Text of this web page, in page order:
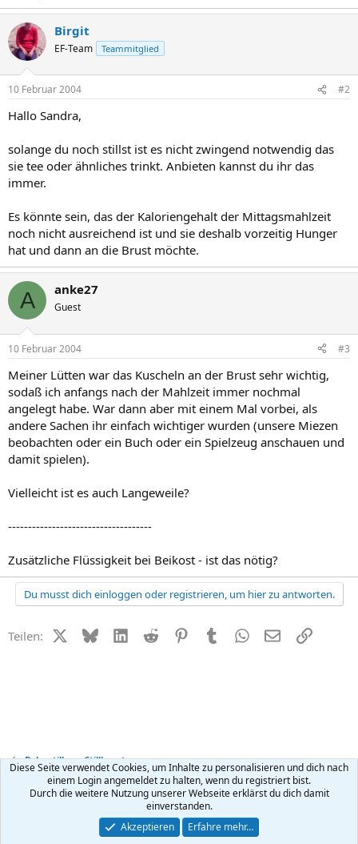
Birgit
EF-Team Teammitglied
10 Februar 2004 #2
Hallo Sandra,
solange du noch stillst ist es nicht zwingend notwendig das
sie tee oder ähnliches trinkt. Anbieten kannst du ihr das
immer.
Es könnte sein, das der Kaloriengehalt der Mittagsmahlzeit
noch nicht ausreichend ist und sie deshalb vorzeitig Hunger
hat und dann an die Brust möchte.
A anke27
Guest
10 Februar 2004 #3
Meiner Lütten war das Kuscheln an der Brust sehr wichtig,
sodaß ich anfangs nach der Mahlzeit immer nochmal
angelegt habe. War dann aber mit einem Mal vorbei, als
andere Sachen ihr einfach wichtiger wurden (unsere Miezen
beobachten oder ein Buch oder ein Spielzeug anschauen und
damit spielen).
Vielleicht ist es auch Langeweile?
------------------------------------
Zusätzliche Flüssigkeit bei Beikost - ist das nötig?
Du musst dich einloggen oder registrieren, um hier zu antworten.
Teilen: X (Twitter)
BlueskyLinkedIn
Reddit PinterestTumblr WhatsApp
E-MailLink
Baby stillen + Stillberatung
Kontakt Nutzungsbedingungen Datenschutz Hilfe
R
Community platform by XenForo ® © 2010-2026 XenForo Ltd.
Diese Seite verwendet Cookies, um Inhalte zu personalisieren und dich nach
einem Login angemeldet zu halten, wenn du registriert bist.
Durch die weitere Nutzung unserer Webseite erklärst du dich damit
einverstanden.
Akzeptieren
Erfahre mehr…